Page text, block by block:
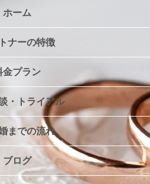
ホーム
ナーの特徴
金プラン
・トライアル
までの流れ
ブログ